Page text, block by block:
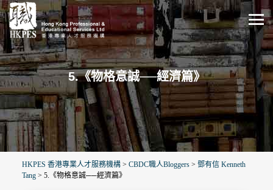
5.《物格意誠──經濟篇》
HKPES 香港專業人才服務機構 > CBDC職人Bloggers > 鄧有信 Kenneth
Tang > 5.《物格意誠──經濟篇》